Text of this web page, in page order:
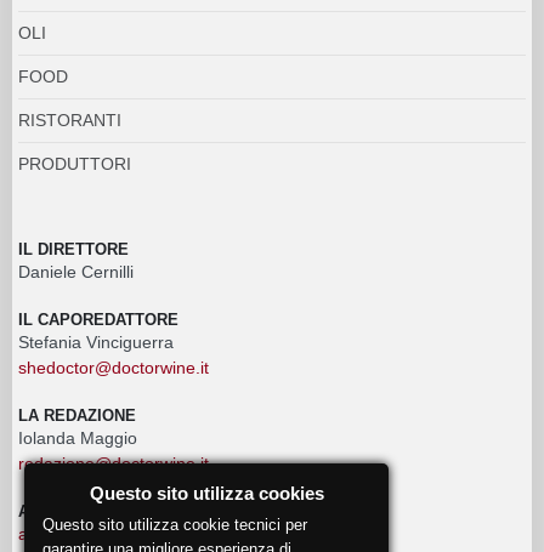
OLI
FOOD
RISTORANTI
PRODUTTORI
IL DIRETTORE
Daniele Cernilli
IL CAPOREDATTORE
Stefania Vinciguerra
shedoctor@doctorwine.it
LA REDAZIONE
Iolanda Maggio
redazione@doctorwine.it
ADVERTISING
advertising@doctorwine.it
Questo sito utilizza cookies
Questo sito utilizza cookie tecnici per